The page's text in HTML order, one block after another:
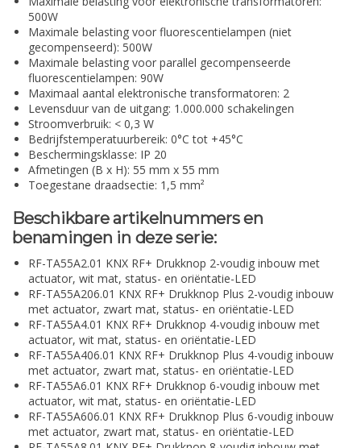
500W
Maximale belasting voor fluorescentielampen (niet
gecompenseerd): 500W
Maximale belasting voor parallel gecompenseerde
fluorescentielampen: 90W
Maximaal aantal elektronische transformatoren: 2
Levensduur van de uitgang: 1.000.000 schakelingen
Stroomverbruik: < 0,3 W
Bedrijfstemperatuurbereik: 0°C tot +45°C
Beschermingsklasse: IP 20
Afmetingen (B x H): 55 mm x 55 mm
Toegestane draadsectie: 1,5 mm²
Beschikbare artikelnummers en
benamingen in deze serie:
RF-TA55A2.01 KNX RF+ Drukknop 2-voudig inbouw met
actuator, wit mat, status- en oriëntatie-LED
RF-TA55A206.01 KNX RF+ Drukknop Plus 2-voudig inbouw
met actuator, zwart mat, status- en oriëntatie-LED
RF-TA55A4.01 KNX RF+ Drukknop 4-voudig inbouw met
actuator, wit mat, status- en oriëntatie-LED
RF-TA55A406.01 KNX RF+ Drukknop Plus 4-voudig inbouw
met actuator, zwart mat, status- en oriëntatie-LED
RF-TA55A6.01 KNX RF+ Drukknop 6-voudig inbouw met
actuator, wit mat, status- en oriëntatie-LED
RF-TA55A606.01 KNX RF+ Drukknop Plus 6-voudig inbouw
met actuator, zwart mat, status- en oriëntatie-LED